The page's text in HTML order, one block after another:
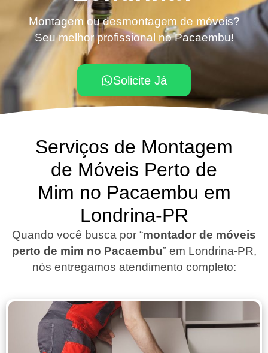
Montagem ou desmontagem de móveis?
Seu melhor profissional no Pacaembu!
Solicite Já
Serviços de Montagem
de Móveis Perto de
Mim no Pacaembu em
Londrina-PR
Quando você busca por “montador de móveis
perto de mim no Pacaembu” em Londrina-PR,
nós entregamos atendimento completo: